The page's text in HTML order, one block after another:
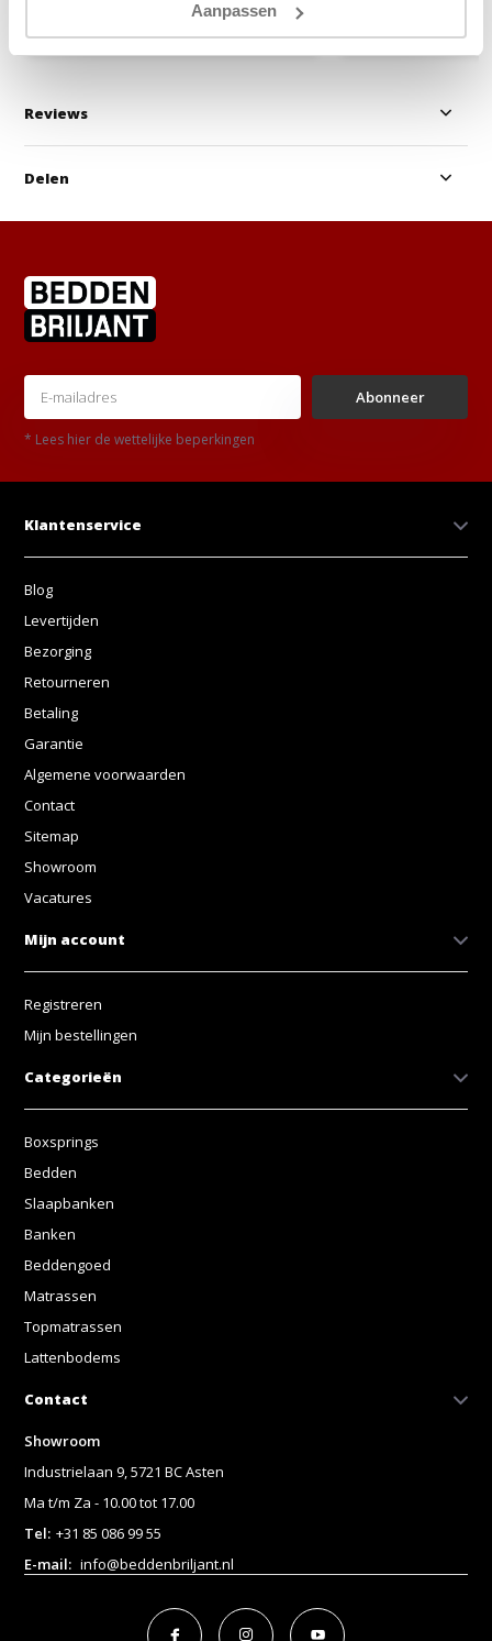
Aanpassen
Reviews
Delen
Abonneer
* Lees hier de wettelijke beperkingen
Klantenservice
Blog
Levertijden
Bezorging
Retourneren
Betaling
Garantie
Algemene voorwaarden
Contact
Sitemap
Showroom
Vacatures
Mijn account
Registreren
Mijn bestellingen
Categorieën
Boxsprings
Bedden
Slaapbanken
Banken
Beddengoed
Matrassen
Topmatrassen
Lattenbodems
Contact
Showroom
Industrielaan 9, 5721 BC Asten
Ma t/m Za - 10.00 tot 17.00
Tel: +31 85 086 99 55
E-mail: info@beddenbriljant.nl